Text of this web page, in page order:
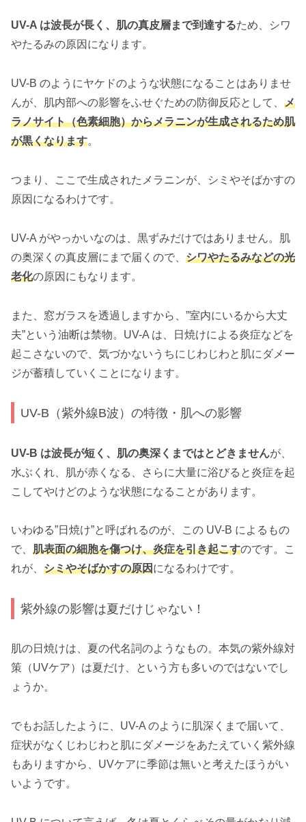
UV-A は波長が長く、肌の真皮層まで到達するため、シワ
やたるみの原因になります。
UV-B のようにヤケドのような状態になることはありませ
んが、肌内部への影響をふせぐための防御反応として、 メ
ラノサイト（色素細胞）からメラニンが生成されるため肌
が黒くなります。
つまり、ここで生成されたメラニンが、シミやそばかすの
原因になるわけです。
UV-A がやっかいなのは、黒ずみだけではありません。肌
の奥深くの真皮層にまで届くので、 シワやたるみなどの光
老化の原因にもなります。
また、窓ガラスを透過しますから、”室内にいるから大丈
夫”という油断は禁物。UV-A は、日焼けによる炎症などを
起こさないので、気づかないうちにじわじわと肌にダメー
ジが蓄積していくことになります。
UV-B（紫外線B波）の特徴・肌への影響
UV-B は波長が短く、肌の奥深くまではとどきませんが、
水ぶくれ、肌が赤くなる、さらに大量に浴びると炎症を起
こしてやけどのような状態になることがあります。
いわゆる”日焼け”と呼ばれるのが、この UV-B によるもの
で、 肌表面の細胞を傷つけ、炎症を引き起こすのです。こ
れが、 シミやそばかすの原因になるわけです。
紫外線の影響は夏だけじゃない！
肌の日焼けは、夏の代名詞のようなもの。本気の紫外線対
策（UVケア）は夏だけ、という方も多いのではないでし
ょうか。
でもお話したように、UV-A のように肌深くまで届いて、
症状がなくじわじわと肌にダメージをあたえていく紫外線
もありますから、UVケアに季節は無いと考えたほうがい
いようです。